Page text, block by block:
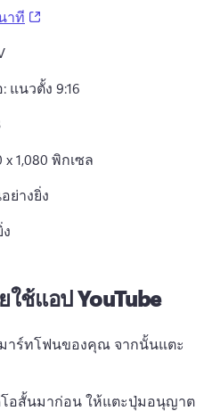
าที
แนวตั้ง 9:16
1,080 พิกเซล
ย่างยิ่ง
ช้แอป YouTube
มาร์ทโฟนของคุณ จากนั้นแตะ
อสั้นมาก่อน ให้แตะปุ่มอนุญาต